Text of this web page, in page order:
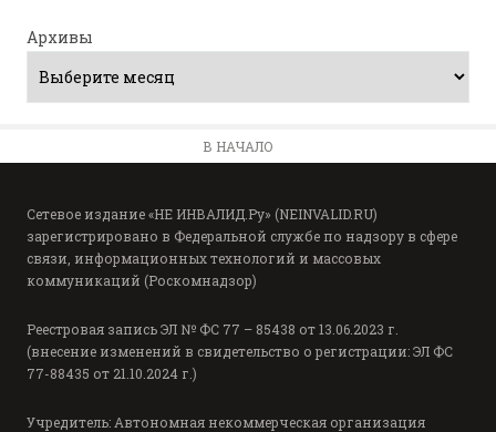
Архивы
В НАЧАЛО
Сетевое издание «НЕ ИНВАЛИД.Ру» (NEINVALID.RU)
зарегистрировано в Федеральной службе по надзору в сфере
связи, информационных технологий и массовых
коммуникаций (Роскомнадзор)
Реестровая запись ЭЛ № ФС 77 – 85438 от 13.06.2023 г.
(внесение изменений в свидетельство о регистрации: ЭЛ ФС
77-88435 от 21.10.2024 г.)
Учредитель: Автономная некоммерческая организация